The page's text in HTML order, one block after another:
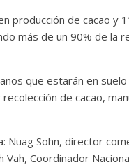
producción de cacao y
más de un 90% de la
que estarán en
de cacao,
Nuag Sohn, director
Coordinador